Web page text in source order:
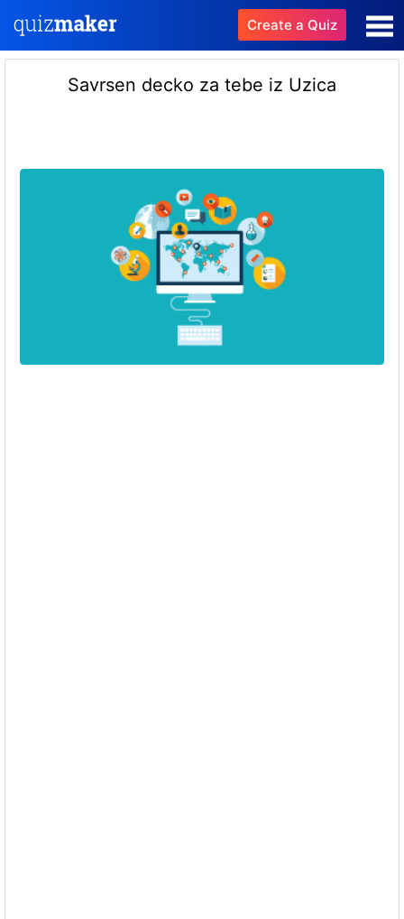
Create a Quiz
Savrsen decko za tebe iz Uzica